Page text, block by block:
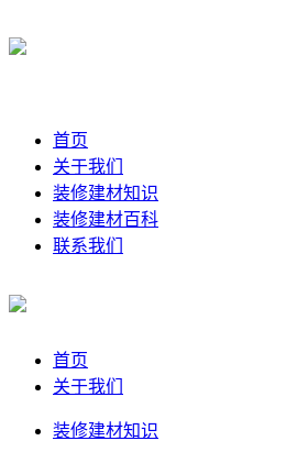
首页
关于我们
装修建材知识
装修建材百科
联系我们
首页
关于我们
装修建材知识